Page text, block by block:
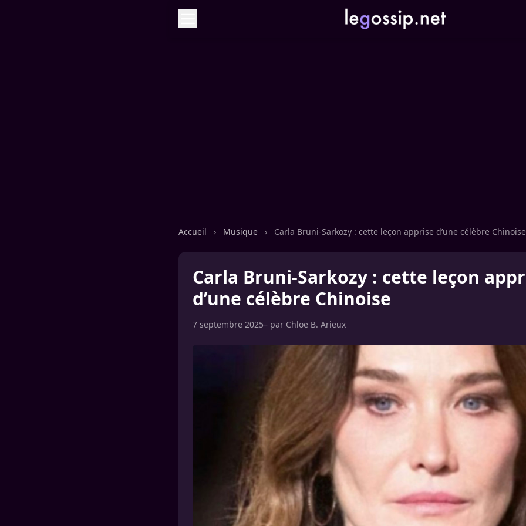
Accueil › Musique › Carla Bruni-Sarkozy : cette leçon apprise d’une célèbre Chinoise
Carla Bruni-Sarkozy : cette leçon
d’une célèbre Chinoise
7 septembre 2025– par Chloe B. Arieux